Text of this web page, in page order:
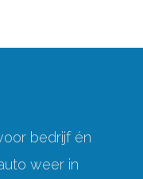
bedrijf én
weer in